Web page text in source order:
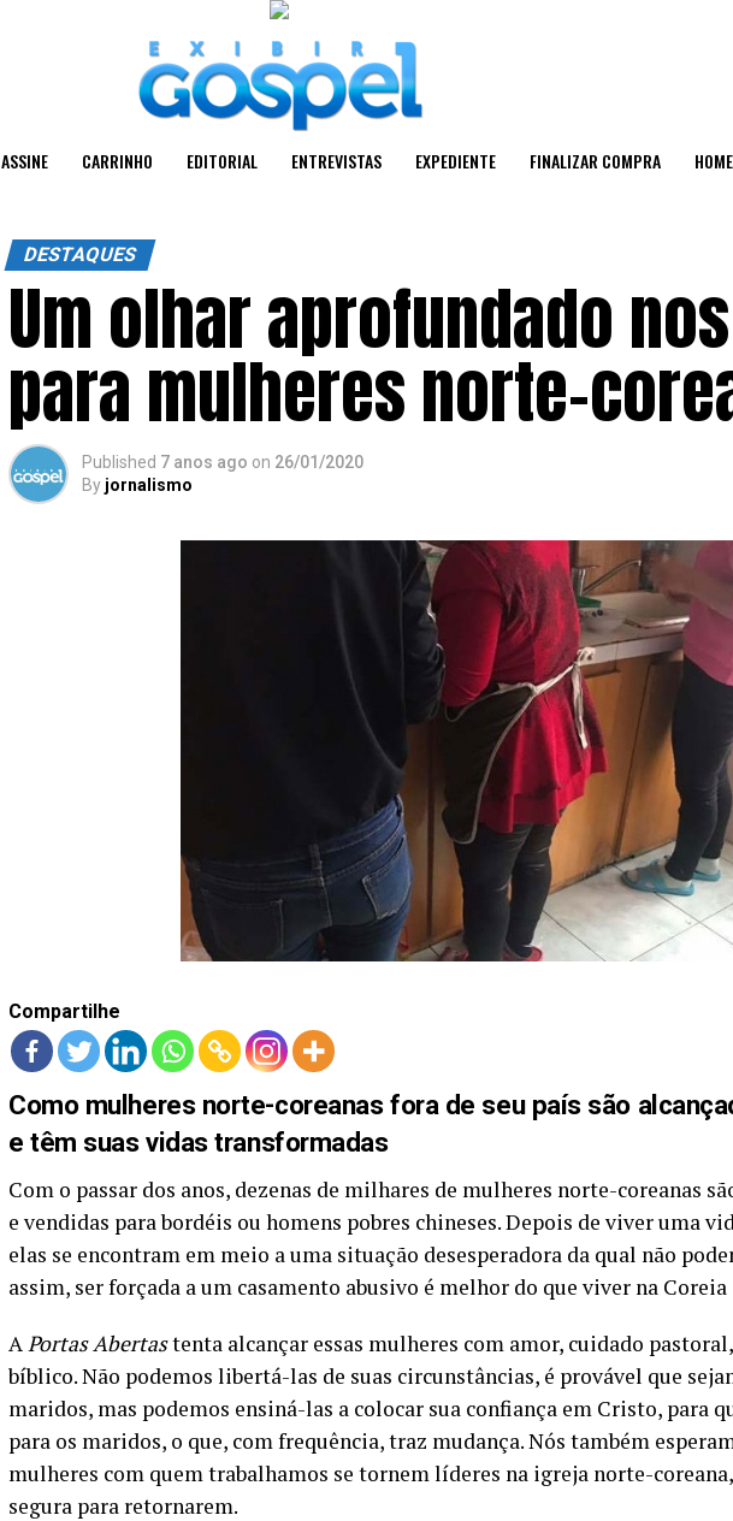
ASSINE CARRINHO EDITORIAL ENTREVISTAS EXPEDIENTE FINALIZAR COMPRA HOME
DESTAQUES
Um olhar aprofundado
para mulheres norte-
Published 7 anos ago on 26/01/2020
By jornalismo
Compartilhe
Como mulheres norte-coreanas fora de seu país são
e têm suas vidas transformadas
Com o passar dos anos, dezenas de milhares de mulheres norte-coreanas
e vendidas para bordéis ou homens pobres chineses. Depois de viver uma
elas se encontram em meio a uma situação desesperadora da qual não
assim, ser forçada a um casamento abusivo é melhor do que viver na
APortas Abertastenta alcançar essas mulheres com amor, cuidado
bíblico. Não podemos libertá-las de suas circunstâncias, é provável que
maridos, mas podemos ensiná-las a colocar sua confiança em Cristo, para
para os maridos, o que, com frequência, traz mudança. Nós também
mulheres com quem trabalhamos se tornem líderes na igreja norte-
segura para retornarem.